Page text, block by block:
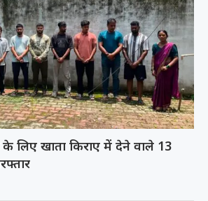
लिए खाता किराए में देने वाले 13